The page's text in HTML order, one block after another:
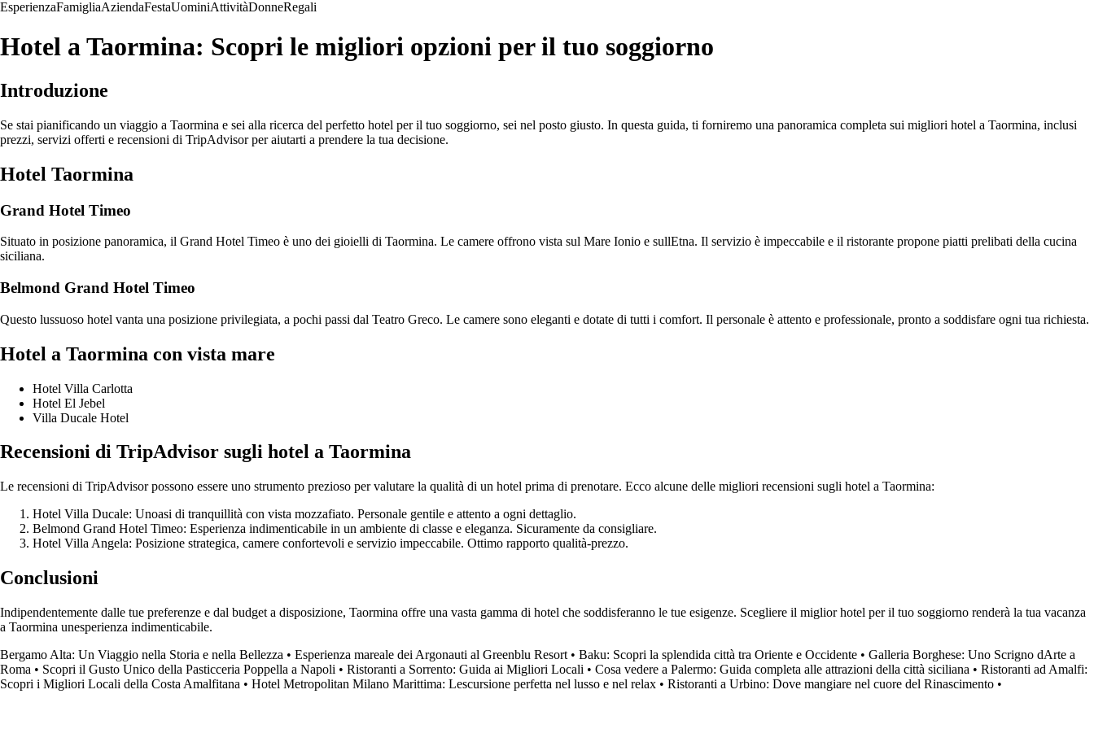
EsperienzaFamigliaAziendaFestaUominiAttivitàDonneRegali
Hotel a Taormina: Scopri le migliori opzioni per il tuo soggiorno
Introduzione
Se stai pianificando un viaggio a Taormina e sei alla ricerca del perfetto hotel per il tuo soggiorno, sei nel posto giusto. In questa guida, ti forniremo una panoramica completa sui migliori hotel a Taormina, inclusi
prezzi, servizi offerti e recensioni di TripAdvisor per aiutarti a prendere la tua decisione.
Hotel Taormina
Grand Hotel Timeo
Situato in posizione panoramica, il Grand Hotel Timeo è uno dei gioielli di Taormina. Le camere offrono vista sul Mare Ionio e sullEtna. Il servizio è impeccabile e il ristorante propone piatti prelibati della cucina
siciliana.
Belmond Grand Hotel Timeo
Questo lussuoso hotel vanta una posizione privilegiata, a pochi passi dal Teatro Greco. Le camere sono eleganti e dotate di tutti i comfort. Il personale è attento e professionale, pronto a soddisfare ogni tua richiesta.
Hotel a Taormina con vista mare
Hotel Villa Carlotta
Hotel El Jebel
Villa Ducale Hotel
Recensioni di TripAdvisor sugli hotel a Taormina
Le recensioni di TripAdvisor possono essere uno strumento prezioso per valutare la qualità di un hotel prima di prenotare. Ecco alcune delle migliori recensioni sugli hotel a Taormina:
Hotel Villa Ducale: Unoasi di tranquillità con vista mozzafiato. Personale gentile e attento a ogni dettaglio.
Belmond Grand Hotel Timeo: Esperienza indimenticabile in un ambiente di classe e eleganza. Sicuramente da consigliare.
Hotel Villa Angela: Posizione strategica, camere confortevoli e servizio impeccabile. Ottimo rapporto qualità-prezzo.
Conclusioni
Indipendentemente dalle tue preferenze e dal budget a disposizione, Taormina offre una vasta gamma di hotel che soddisferanno le tue esigenze. Scegliere il miglior hotel per il tuo soggiorno renderà la tua vacanza
a Taormina unesperienza indimenticabile.
Bergamo Alta: Un Viaggio nella Storia e nella Bellezza • Esperienza mareale dei Argonauti al Greenblu Resort • Baku: Scopri la splendida città tra Oriente e Occidente • Galleria Borghese: Uno Scrigno dArte a
Roma • Scopri il Gusto Unico della Pasticceria Poppella a Napoli • Ristoranti a Sorrento: Guida ai Migliori Locali • Cosa vedere a Palermo: Guida completa alle attrazioni della città siciliana • Ristoranti ad Amalfi:
Scopri i Migliori Locali della Costa Amalfitana • Hotel Metropolitan Milano Marittima: Lescursione perfetta nel lusso e nel relax • Ristoranti a Urbino: Dove mangiare nel cuore del Rinascimento •